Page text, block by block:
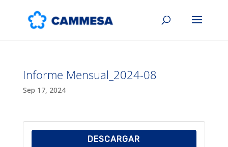
Informe Mensual_2024-08
Sep 17, 2024
DESCARGAR